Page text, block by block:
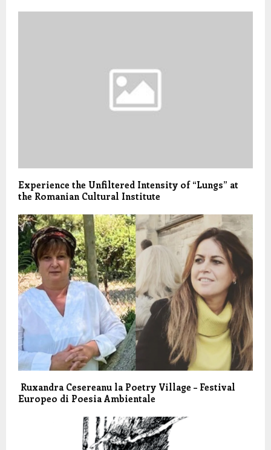
Experience the Unfiltered Intensity of “Lungs” at
the Romanian Cultural Institute
Ruxandra Cesereanu la Poetry Village – Festival
Europeo di Poesia Ambientale